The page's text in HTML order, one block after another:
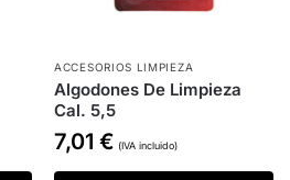
ACCESORIOS LIMPIEZA
Algodones De Limpieza
Cal. 5,5
7,01 € (IVA incluido)